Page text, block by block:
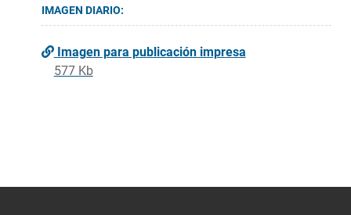
IMAGEN DIARIO:
Imagen para publicación impresa
577 Kb